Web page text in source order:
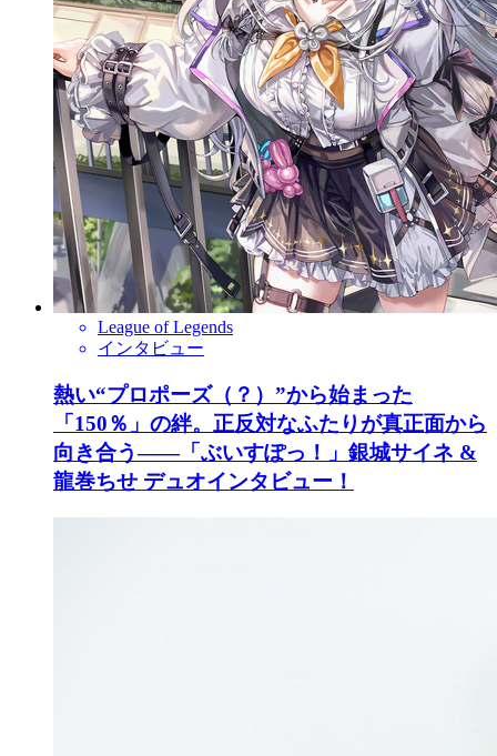
League of Legends
インタビュー
熱い“プロポーズ（？）”から始まった
「150％」の絆。正反対なふたりが真正面から
向き合う――「ぶいすぽっ！」銀城サイネ &
龍巻ちせ デュオインタビュー！